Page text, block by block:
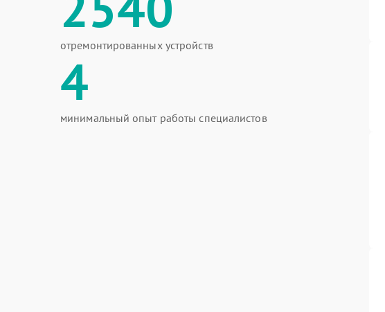
отремонтированных устройств
4
минимальный опыт работы специалистов